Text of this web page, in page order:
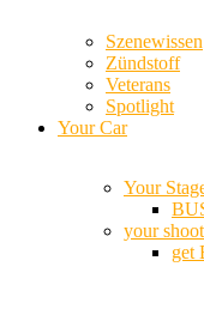
Szenewissen
Zündstoff
Veterans
Spotlight
Your Car
Your
your
get